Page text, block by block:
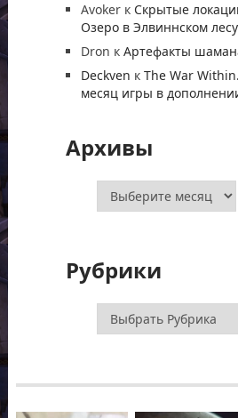
Avokerк Скрытые
Озеро в Элвиннском лесу
Dron к Артефакты
Deckven к The War
месяц игры в
Архивы
Архивы
Рубрики
Рубрики